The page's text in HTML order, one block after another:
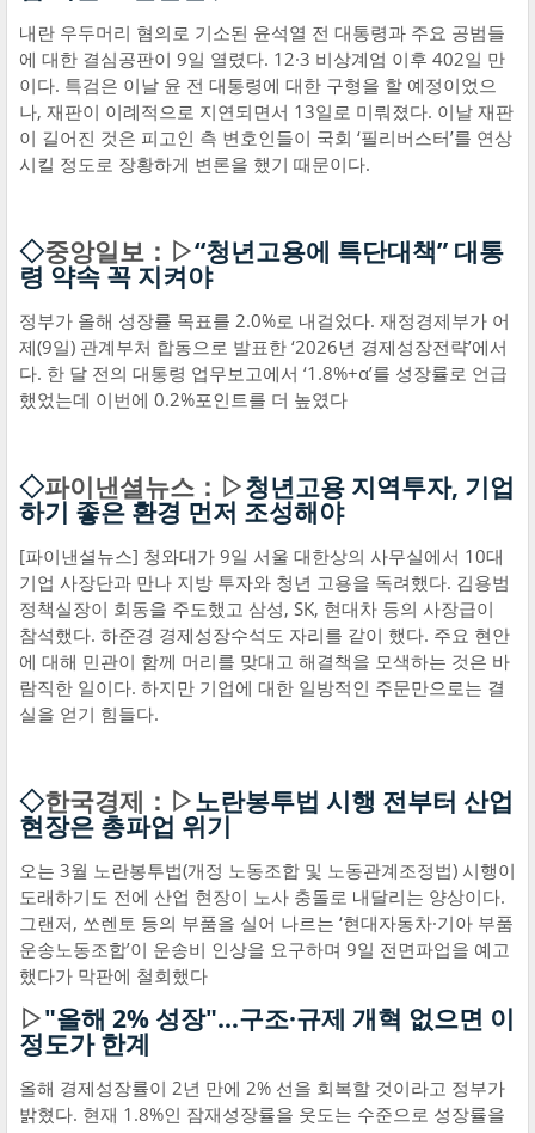
내란 우두머리 혐의로 기소된 윤석열 전 대통령과 주요 공범들
에 대한 결심공판이 9일 열렸다. 12·3 비상계엄 이후 402일 만
이다. 특검은 이날 윤 전 대통령에 대한 구형을 할 예정이었으
나, 재판이 이례적으로 지연되면서 13일로 미뤄졌다. 이날 재판
이 길어진 것은 피고인 측 변호인들이 국회 ‘필리버스터’를 연상
시킬 정도로 장황하게 변론을 했기 때문이다.
◇중앙일보：▷“청년고용에 특단대책” 대통
령 약속 꼭 지켜야
정부가 올해 성장률 목표를 2.0%로 내걸었다. 재정경제부가 어
제(9일) 관계부처 합동으로 발표한 ‘2026년 경제성장전략’에서
다. 한 달 전의 대통령 업무보고에서 ‘1.8%+α’를 성장률로 언급
했었는데 이번에 0.2%포인트를 더 높였다
◇파이낸셜뉴스：▷청년고용 지역투자, 기업
하기 좋은 환경 먼저 조성해야
[파이낸셜뉴스] 청와대가 9일 서울 대한상의 사무실에서 10대
기업 사장단과 만나 지방 투자와 청년 고용을 독려했다. 김용범
정책실장이 회동을 주도했고 삼성, SK, 현대차 등의 사장급이
참석했다. 하준경 경제성장수석도 자리를 같이 했다. 주요 현안
에 대해 민관이 함께 머리를 맞대고 해결책을 모색하는 것은 바
람직한 일이다. 하지만 기업에 대한 일방적인 주문만으로는 결
실을 얻기 힘들다.
◇한국경제：▷노란봉투법 시행 전부터 산업
현장은 총파업 위기
오는 3월 노란봉투법(개정 노동조합 및 노동관계조정법) 시행이
도래하기도 전에 산업 현장이 노사 충돌로 내달리는 양상이다.
그랜저, 쏘렌토 등의 부품을 실어 나르는 ‘현대자동차·기아 부품
운송노동조합’이 운송비 인상을 요구하며 9일 전면파업을 예고
했다가 막판에 철회했다
▷"올해 2% 성장"…구조·규제 개혁 없으면 이
정도가 한계
올해 경제성장률이 2년 만에 2% 선을 회복할 것이라고 정부가
밝혔다. 현재 1.8%인 잠재성장률을 웃도는 수준으로 성장률을